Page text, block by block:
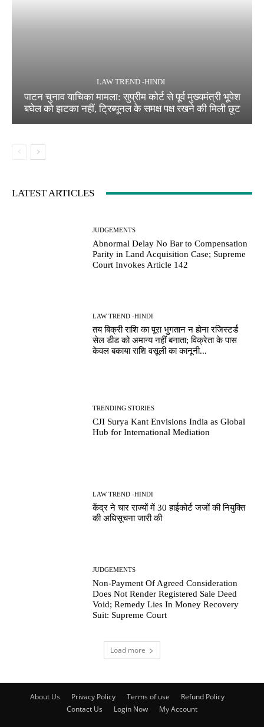
LAW TREND -HINDI
पाटन चुनाव याचिका मामला: सुप्रीम कोर्ट से पूर्व मुख्यमंत्री भूपेश
बघेल को झटका नहीं, ट्रिब्यूनल के समक्ष पक्ष रखने की मिली छूट
LATEST ARTICLES
JUDGEMENTS
Abnormal Delay No Bar to Compensation
Parity in Land Acquisition Case; Supreme
Court Invokes Article 142
LAW TREND -HINDI
तय बिक्री राशि का पूरा भुगतान न होना रजिस्टर्ड
सेल डीड को अमान्य नहीं बनाता; विक्रेता के पास
केवल बकाया राशि वसूली का कानूनी...
TRENDING STORIES
CJI Surya Kant Envisions India as Global
Hub for International Mediation
LAW TREND -HINDI
केंद्र ने चार राज्यों में 30 हाईकोर्ट जजों की नियुक्ति
की अधिसूचना जारी की
JUDGEMENTS
Non-Payment Of Agreed Consideration
Does Not Render Registered Sale Deed
Void; Remedy Lies In Money Recovery
Suit: Supreme Court
Load more
About Us Privacy Policy Terms of use
Refund Policy
Contact Us
Login Now My Account